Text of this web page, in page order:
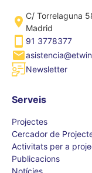
C/ Torrelaguna
Madrid
91 3778377
Newsletter
Serveis
Projectes
Cercador de
Activitats per a
Publicacions
Notícies